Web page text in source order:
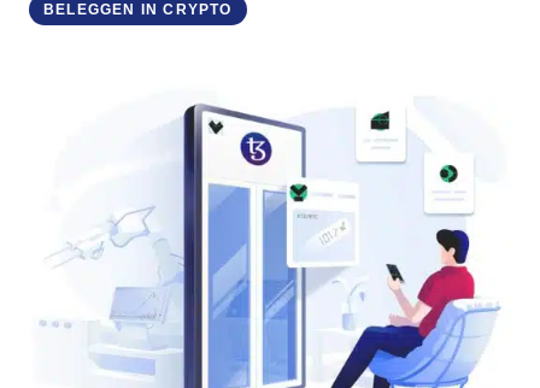
BELEGGEN IN CRYPTO